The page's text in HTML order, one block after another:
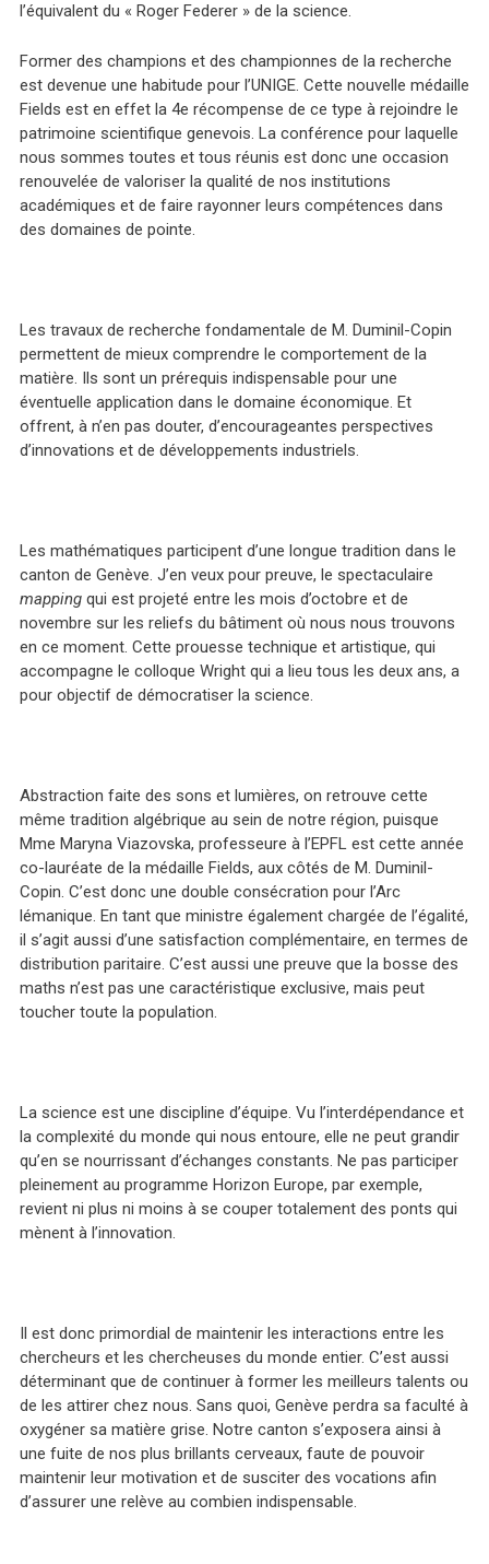
l’équivalent du « Roger Federer » de la science.
Former des champions et des championnes de la recherche
est devenue une habitude pour l’UNIGE. Cette nouvelle médaille
Fields est en effet la 4e récompense de ce type à rejoindre le
patrimoine scientifique genevois. La conférence pour laquelle
nous sommes toutes et tous réunis est donc une occasion
renouvelée de valoriser la qualité de nos institutions
académiques et de faire rayonner leurs compétences dans
des domaines de pointe.
Les travaux de recherche fondamentale de M. Duminil-Copin
permettent de mieux comprendre le comportement de la
matière. Ils sont un prérequis indispensable pour une
éventuelle application dans le domaine économique. Et
offrent, à n’en pas douter, d’encourageantes perspectives
d’innovations et de développements industriels.
Les mathématiques participent d’une longue tradition dans le
canton de Genève. J’en veux pour preuve, le spectaculaire
mapping qui est projeté entre les mois d’octobre et de
novembre sur les reliefs du bâtiment où nous nous trouvons
en ce moment. Cette prouesse technique et artistique, qui
accompagne le colloque Wright qui a lieu tous les deux ans, a
pour objectif de démocratiser la science.
Abstraction faite des sons et lumières, on retrouve cette
même tradition algébrique au sein de notre région, puisque
Mme Maryna Viazovska, professeure à l’EPFL est cette année
co-lauréate de la médaille Fields, aux côtés de M. Duminil-
Copin. C’est donc une double consécration pour l’Arc
lémanique. En tant que ministre également chargée de l’égalité,
il s’agit aussi d’une satisfaction complémentaire, en termes de
distribution paritaire. C’est aussi une preuve que la bosse des
maths n’est pas une caractéristique exclusive, mais peut
toucher toute la population.
La science est une discipline d’équipe. Vu l’interdépendance et
la complexité du monde qui nous entoure, elle ne peut grandir
qu’en se nourrissant d’échanges constants. Ne pas participer
pleinement au programme Horizon Europe, par exemple,
revient ni plus ni moins à se couper totalement des ponts qui
mènent à l’innovation.
Il est donc primordial de maintenir les interactions entre les
chercheurs et les chercheuses du monde entier. C’est aussi
déterminant que de continuer à former les meilleurs talents ou
de les attirer chez nous. Sans quoi, Genève perdra sa faculté à
oxygéner sa matière grise. Notre canton s’exposera ainsi à
une fuite de nos plus brillants cerveaux, faute de pouvoir
maintenir leur motivation et de susciter des vocations afin
d’assurer une relève au combien indispensable.